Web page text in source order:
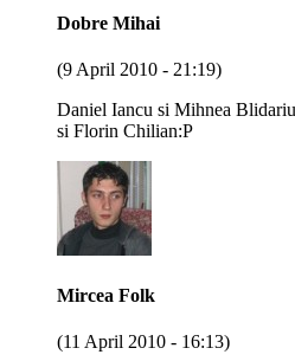
Dobre Mihai
(9 April 2010 - 21:19)
Daniel Iancu si Mihnea
si Florin Chilian:P
Mircea Folk
(11 April 2010 - 16:13)